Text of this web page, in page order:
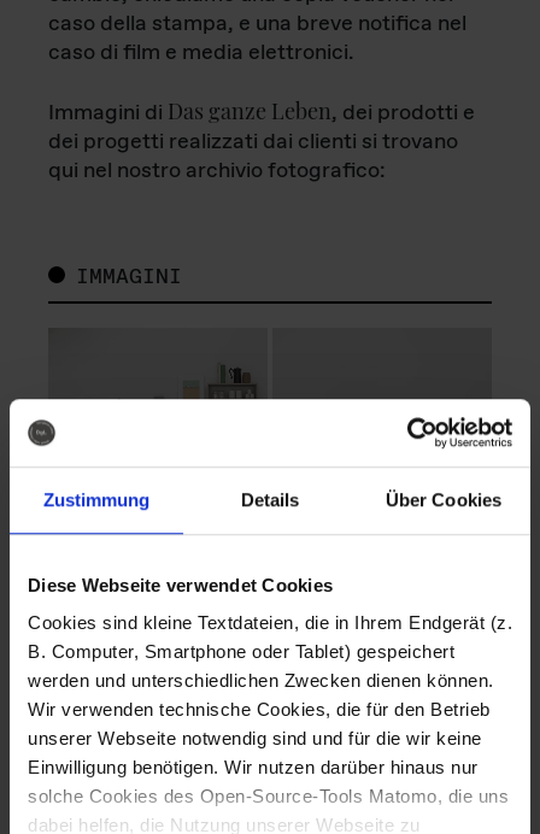
Zustimmung Details Über Cookies
Diese Webseite verwendet Cookies
Cookies sind kleine Textdateien, die in Ihrem Endgerät (z.
B. Computer, Smartphone oder Tablet) gespeichert
werden und unterschiedlichen Zwecken dienen können.
Wir verwenden technische Cookies, die für den Betrieb
unserer Webseite notwendig sind und für die wir keine
Einwilligung benötigen. Wir nutzen darüber hinaus nur
solche Cookies des Open-Source-Tools Matomo, die uns
dabei helfen, die Nutzung unserer Webseite zu
caso della stampa, e una breve notifica nel
caso di film e media elettronici.
Immagini di Das ganze Leben, dei prodotti e
dei progetti realizzati dai clienti si trovano
qui nel nostro archivio fotografico:
IMMAGINI
Fotografo: Lorenz
Sternbach
Download
Fotografo: Lorenz
Sternbach
Download